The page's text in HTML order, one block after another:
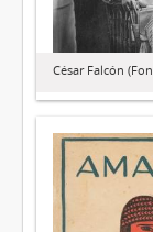
César Falcón